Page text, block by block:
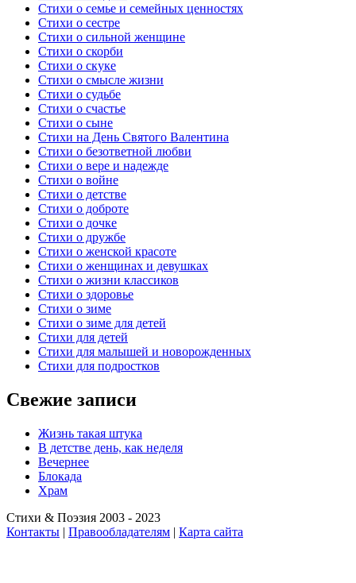
Стихи о семье и семейных ценностях
Стихи о сестре
Стихи о сильной женщине
Стихи о скорби
Стихи о скуке
Стихи о смысле жизни
Стихи о судьбе
Стихи о счастье
Стихи о сыне
Стихи на День Святого Валентина
Стихи о безответной любви
Стихи о вере и надежде
Стихи о войне
Стихи о детстве
Стихи о доброте
Стихи о дочке
Стихи о дружбе
Стихи о женской красоте
Стихи о женщинах и девушках
Стихи о жизни классиков
Стихи о здоровье
Стихи о зиме
Стихи о зиме для детей
Стихи для детей
Стихи для малышей и новорожденных
Стихи для подростков
Свежие записи
Жизнь такая штука
В детстве день, как неделя
Вечернее
Блокада
Храм
Стихи & Поэзия 2003 - 2023
Контакты | Правообладателям | Карта сайта